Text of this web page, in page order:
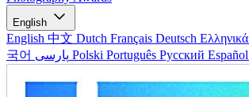
English
English 中文 Dutch Français Deutsch Ελληνικά
국어
Polski Português Русский Español